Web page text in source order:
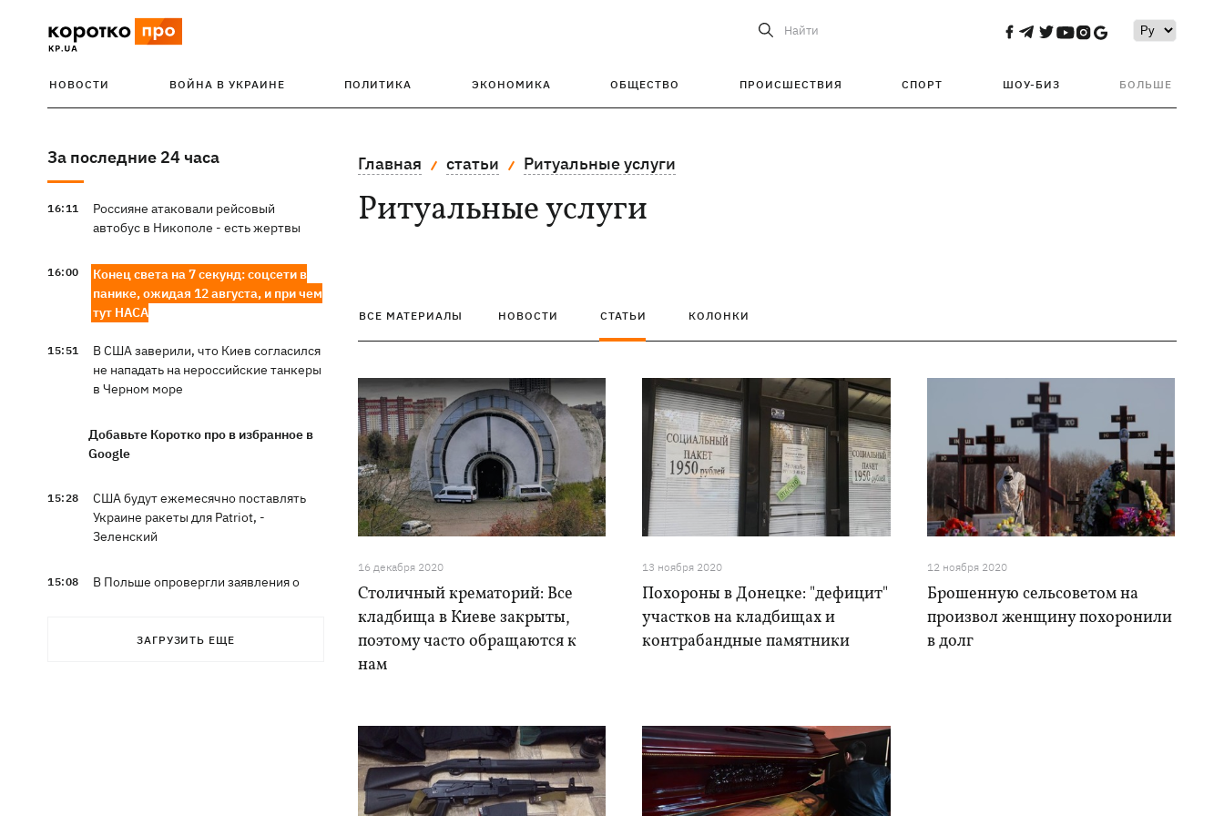
Найти
НОВОСТИ ВОЙНА В УКРАИНЕ ПОЛИТИКА ЭКОНОМИКА ОБЩЕСТВО ПРОИСШЕСТВИЯ СПОРТ ШОУ-БИЗ БОЛЬШЕ
За последние 24 часа
16:11
Россияне атаковали рейсовый
автобус в Никополе - есть жертвы
16:00
Конец света на 7 секунд: соцсети в
панике, ожидая 12 августа, и при чем
тут НАСА
15:51
В США заверили, что Киев согласился
не нападать на нероссийские танкеры
в Черном море
Добавьте Коротко про в избранное в
Google
15:28
США будут ежемесячно поставлять
Украине ракеты для Patriot, -
Зеленский
15:08
В Польше опровергли заявления о
ЗАГРУЗИТЬ ЕЩЕ
Главная статьи Ритуальные услуги
Ритуальные услуги
ВСЕ МАТЕРИАЛЫ НОВОСТИ СТАТЬИ КОЛОНКИ
16 декабря 2020
Столичный крематорий: Все
кладбища в Киеве закрыты,
поэтому часто обращаются к
нам
13 ноября 2020
Похороны в Донецке: "дефицит"
участков на кладбищах и
контрабандные памятники
12 ноября 2020
Брошенную сельсоветом на
произвол женщину похоронили
в долг